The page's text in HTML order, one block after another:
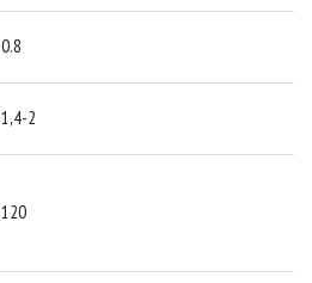
0.8
1,4-2
120